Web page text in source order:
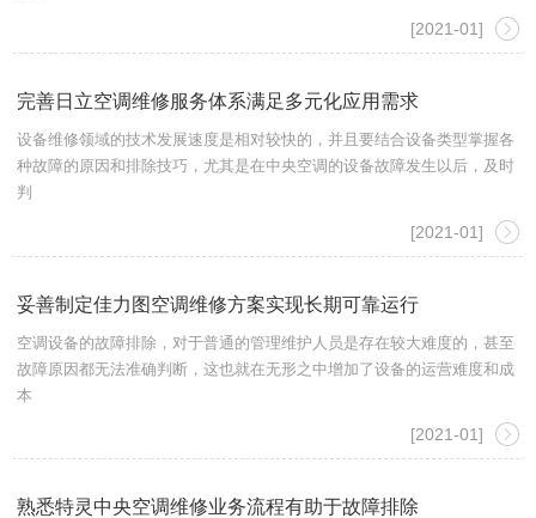
[2021-01]
完善日立空调维修服务体系满足多元化应用需求
设备维修领域的技术发展速度是相对较快的，并且要结合设备类型掌握各
种故障的原因和排除技巧，尤其是在中央空调的设备故障发生以后，及时
判
[2021-01]
妥善制定佳力图空调维修方案实现长期可靠运行
空调设备的故障排除，对于普通的管理维护人员是存在较大难度的，甚至
故障原因都无法准确判断，这也就在无形之中增加了设备的运营难度和成
本
[2021-01]
熟悉特灵中央空调维修业务流程有助于故障排除